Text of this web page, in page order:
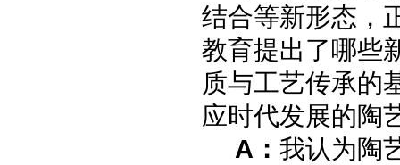
结合等新形态，
教育提出了哪些
质与工艺传承的
应时代发展的陶
A：我认为陶